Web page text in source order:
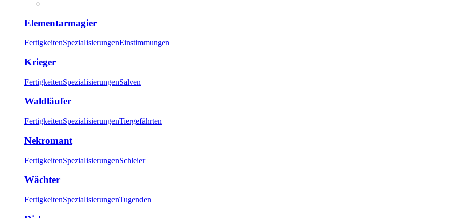
Elementarmagier
FertigkeitenSpezialisierungenEinstimmungen
Krieger
FertigkeitenSpezialisierungenSalven
Waldläufer
FertigkeitenSpezialisierungenTiergefährten
Nekromant
FertigkeitenSpezialisierungenSchleier
Wächter
FertigkeitenSpezialisierungenTugenden